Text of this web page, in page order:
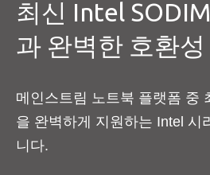
최신 Intel
과 완벽한 호환성
메인스트림 노트북 플랫폼 중
을 완벽하게 지원하는 Intel 시
니다.